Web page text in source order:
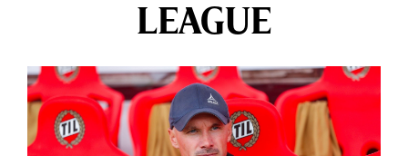
LEAGUE